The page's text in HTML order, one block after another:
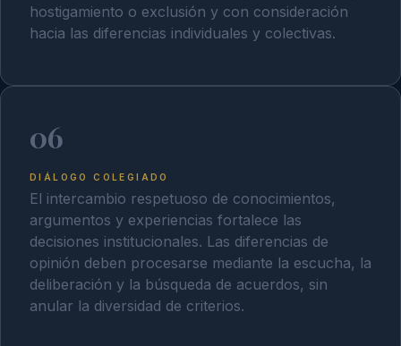
hostigamiento o exclusión y con consideración
hacia las diferencias individuales y colectivas.
06
DIÁLOGO COLEGIADO
El intercambio respetuoso de conocimientos,
argumentos y experiencias fortalece las
decisiones institucionales. Las diferencias de
opinión deben procesarse mediante la escucha, la
deliberación y la búsqueda de acuerdos, sin
anular la diversidad de criterios.